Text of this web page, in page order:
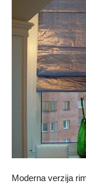
Moderna verzija